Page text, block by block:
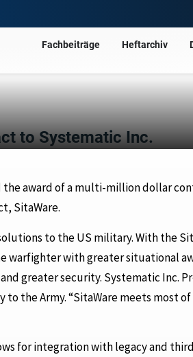
Fachbeiträge Heftarchiv
to Systematic Inc.
the award of a multi-million dollar
SitaWare.
to the US military. With the
warfighter with greater situational
greater security. Systematic Inc.
the Army. “SitaWare meets most of
for integration with legacy and